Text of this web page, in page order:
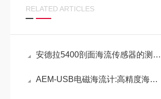
RELATED ARTICLES
安德拉5400剖面海流传感器的测量原理
AEM-USB电磁海流计:高精度海洋监测的可靠之选